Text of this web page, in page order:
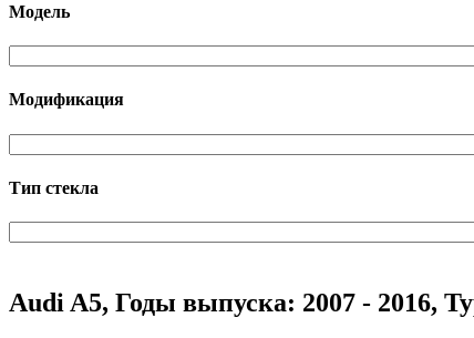
Модель
Модификация
Тип стекла
Audi A5, Годы выпуска: 2007 - 2016,